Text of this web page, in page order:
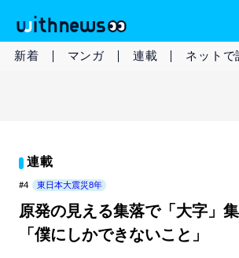
新着 マンガ 連載 ネットで
連載
#4 東日本大震災8年
原発の見える集落で「大字」
「僕にしかできないこと」